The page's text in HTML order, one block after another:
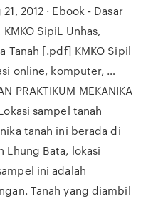
2012 · Ebook - Dasar
SipiL Unhas,
Tanah [.pdf] KMKO Sipil
online, komputer, …
PRAKTIKUM MEKANIKA
sampel tanah
tanah ini berada di
Lhung Bata, lokasi
ini adalah
Tanah yang diambil